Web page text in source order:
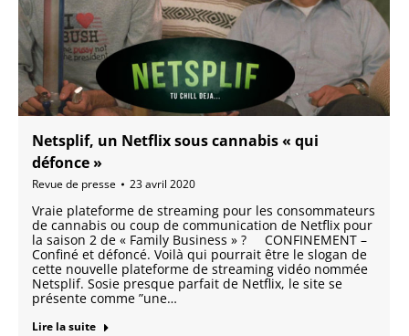
Netsplif, un Netflix sous cannabis « qui
défonce »
Revue de presse 23 avril 2020
Vraie plateforme de streaming pour les consommateurs
de cannabis ou coup de communication de Netflix pour
la saison 2 de « Family Business » ? CONFINEMENT –
Confiné et défoncé. Voilà qui pourrait être le slogan de
cette nouvelle plateforme de streaming vidéo nommée
Netsplif. Sosie presque parfait de Netflix, le site se
présente comme ”une…
Lire la suite